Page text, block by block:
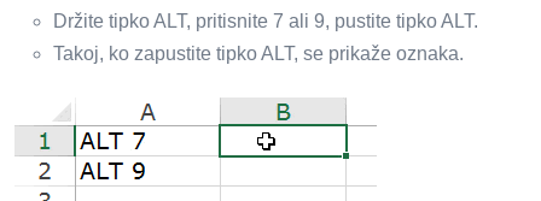
Držite tipko ALT, pritisnite 7 ali 9, pustite tipko ALT.
Takoj, ko zapustite tipko ALT, se prikaže oznaka.